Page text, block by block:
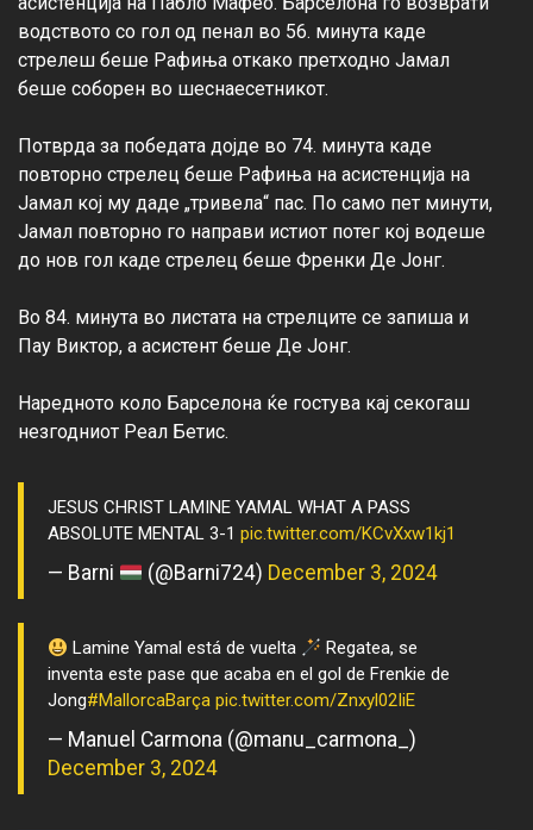
водството со гол од пенал во 56. минута каде
стрелеш беше Рафиња откако претходно Јамал
беше соборен во шеснаесетникот.
Потврда за победата дојде во 74. минута каде
повторно стрелец беше Рафиња на асистенција на
Јамал кој му даде „тривела“ пас. По само пет минути,
Јамал повторно го направи истиот потег кој водеше
до нов гол каде стрелец беше Френки Де Јонг.
Во 84. минута во листата на стрелците се запиша и
Пау Виктор, а асистент беше Де Јонг.
Наредното коло Барселона ќе гостува кај секогаш
JESUS CHRIST LAMINE YAMAL WHAT A PASS
ABSOLUTE MENTAL 3-1 pic.twitter.com/KCvXxw1kj1
— Barni (@Barni724) December 3, 2024
Lamine Yamal está de vuelta
Regatea, se
inventa este pase que acaba en el gol de Frenkie de
Jong#MallorcaBarça pic.twitter.com/Znxyl02IiE
— Manuel Carmona (@manu_carmona_)
December 3, 2024